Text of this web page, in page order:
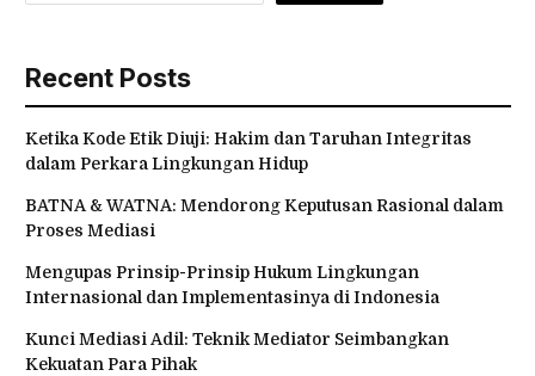
Recent Posts
Ketika Kode Etik Diuji: Hakim dan Taruhan Integritas
dalam Perkara Lingkungan Hidup
BATNA & WATNA: Mendorong Keputusan Rasional dalam
Proses Mediasi
Mengupas Prinsip-Prinsip Hukum Lingkungan
Internasional dan Implementasinya di Indonesia
Kunci Mediasi Adil: Teknik Mediator Seimbangkan
Kekuatan Para Pihak